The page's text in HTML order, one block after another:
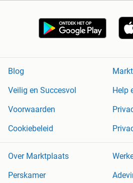
Autobedrijf Scheepers Zeker
- Minimaal half volle tank.
- 12 maanden BOVAG garantie.
Autobedrijf Scheepers
5531AG Bladel
info@autobedrijfscheepers.nl
Blog
Veilig en Succesvol
Help
Voorwaarden
Cookiebeleid
Over Marktplaats
Perskamer